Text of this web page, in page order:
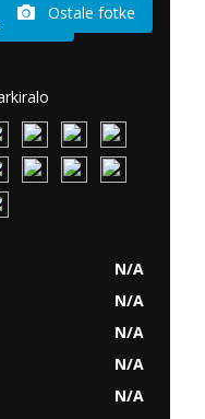
sam
Ostale fotke
N/A
N/A
N/A
N/A
N/A